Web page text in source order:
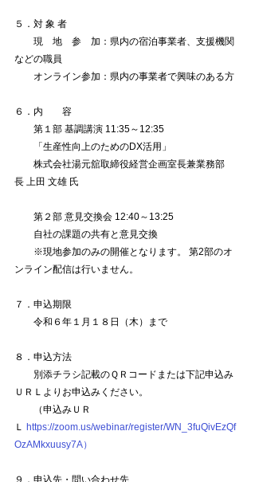
５．対 象 者
現　地　参　加：県内の宿泊事業者、支援機関
などの職員
オンライン参加：県内の事業者で興味のある方
６．内　　容
第１部 基調講演 11:35～12:35
「生産性向上のためのDX活用」
株式会社湯元舘取締役経営企画室長兼業務部
長 上田 文雄 氏
第２部 意見交換会 12:40～13:25
自社の課題の共有と意見交換
※現地参加のみの開催となります。 第2部のオ
ンライン配信は行いません。
７．申込期限
令和６年１月１８日（木）まで
８．申込方法
別添チラシ記載のＱＲコードまたは下記申込み
ＵＲＬよりお申込みください。
（申込みＵＲ
Ｌ https://zoom.us/webinar/register/WN_3fuQivEzQf
OzAMkxuusy7A）
９．申込先・問い合わせ先